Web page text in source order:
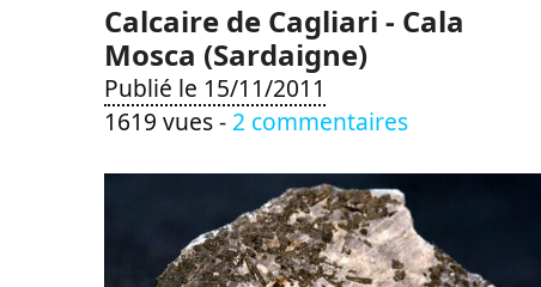
Calcaire de Cagliari - Cala
Mosca (Sardaigne)
Publié le 15/11/2011
1619 vues - 2 commentaires